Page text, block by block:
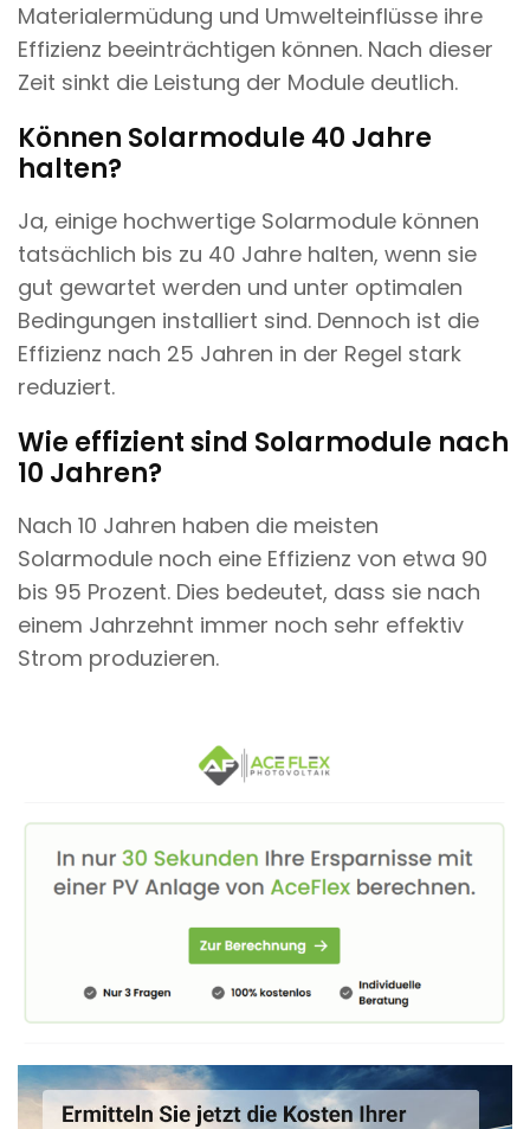
Materialermüdung und Umwelteinflüsse ihre
Effizienz beeinträchtigen können. Nach dieser
Zeit sinkt die Leistung der Module deutlich.
Können Solarmodule 40 Jahre
halten?
Ja, einige hochwertige Solarmodule können
tatsächlich bis zu 40 Jahre halten, wenn sie
gut gewartet werden und unter optimalen
Bedingungen installiert sind. Dennoch ist die
Effizienz nach 25 Jahren in der Regel stark
reduziert.
Wie effizient sind Solarmodule nach
10 Jahren?
Nach 10 Jahren haben die meisten
Solarmodule noch eine Effizienz von etwa 90
bis 95 Prozent. Dies bedeutet, dass sie nach
einem Jahrzehnt immer noch sehr effektiv
Strom produzieren.